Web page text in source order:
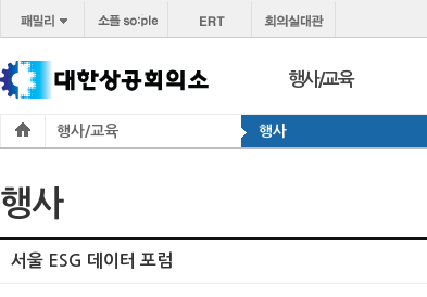
행사/교육
코참경영상담
행사/교육 행사
행사
서울 ESG 데이터 포럼